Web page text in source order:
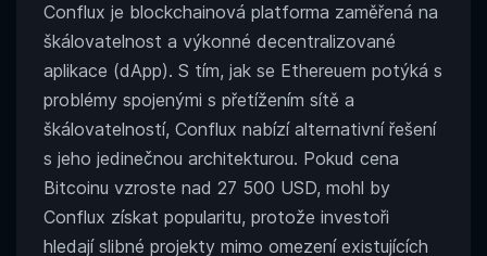
Conflux je blockchainová platforma zaměřená na
škálovatelnost a výkonné decentralizované
aplikace (dApp). S tím, jak se Ethereuem potýká s
problémy spojenými s přetížením sítě a
škálovatelností, Conflux nabízí alternativní řešení
s jeho jedinečnou architekturou. Pokud cena
Bitcoinu vzroste nad 27 500 USD, mohl by
Conflux získat popularitu, protože investoři
hledají slibné projekty mimo omezení existujících